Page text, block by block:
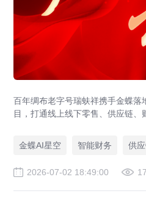
百年绸布老字号瑞蚨祥携手金蝶落
目，打通线上线下零售、供应链、
金蝶AI星空
智能财务 供
2026-07-02 18:49:00